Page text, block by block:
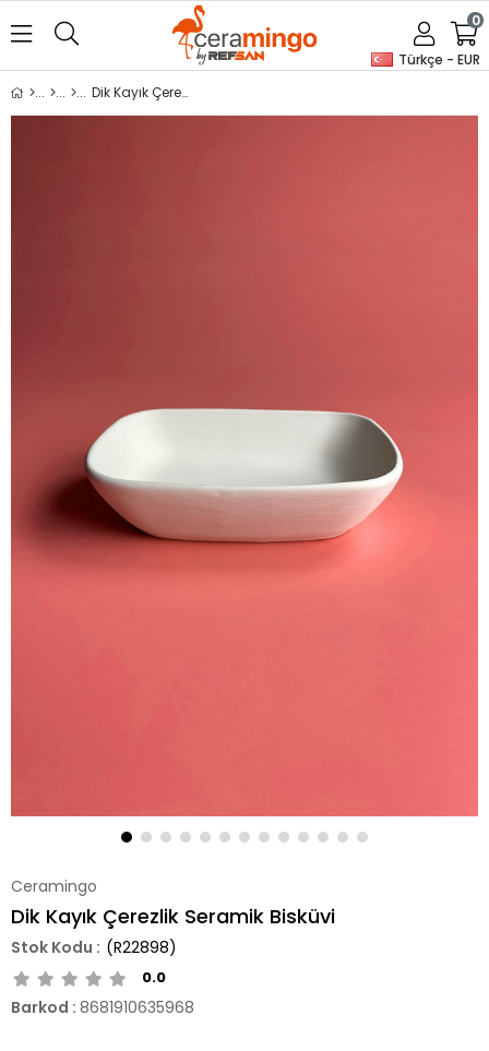
Türkçe - EUR
0
Dik Kayık Çerezlik Seramik Bisküvi
Ceramingo
Dik Kayık Çerezlik Seramik Bisküvi
(R22898)
0.0
Barkod : 8681910635968